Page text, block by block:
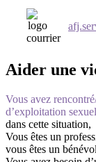
Aider une
Vous avez
d’exploitation
dans cette situation,
Vous êtes un
vous êtes un